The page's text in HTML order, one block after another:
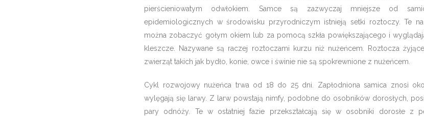
pierścieniowatym odwłokiem. Samce są zazwyczaj mniejsze od
epidemiologicznych w środowisku przyrodniczym istnieją setki roztoczy. Te
można zobaczyć gołym okiem lub za pomocą szkła powiększającego i
kleszcze. Nazywane są raczej roztoczami kurzu niż nużeńcem. Roztocza
zwierząt takich jak bydło, konie, owce i świnie nie są spokrewnione z nużeńcem.
Cykl rozwojowy nużeńca trwa od 18 do 25 dni. Zapłodniona samica znosi
wylęgają się larwy. Z larw powstają nimfy, podobne do osobników dorosłych,
pary odnóży. Te w ostatniej fazie przekształcają się w osobniki dorosłe z